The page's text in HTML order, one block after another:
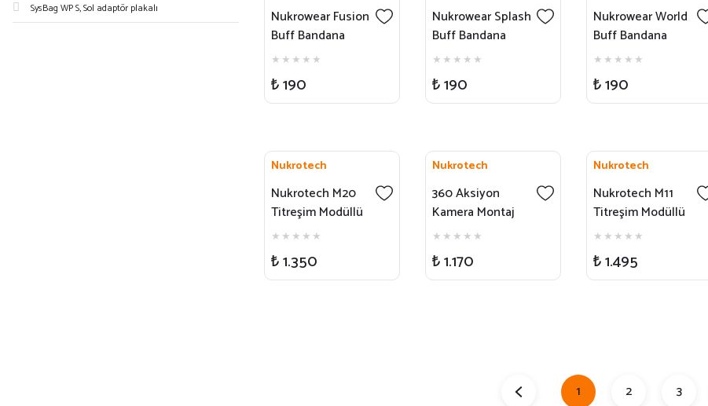
SysBag WP S, Sol adaptör plakalı
Nukrowear Fusion
Buff Bandana
Boyunluk
₺ 190
Nukrowear Splash
Buff Bandana
Boyunluk
₺ 190
Nukrowear World
Buff Bandana
Boyunluk
₺ 190
Nukrotech
Nukrotech M20
Titreşim Modüllü
Telefon Tutucu
₺ 1.350
Nukrotech
360 Aksiyon
Kamera Montaj
Adaptörü
₺ 1.170
Nukrotech
Nukrotech M11
Titreşim Modüllü
Telefon Tutucu
₺ 1.495
1 2 3